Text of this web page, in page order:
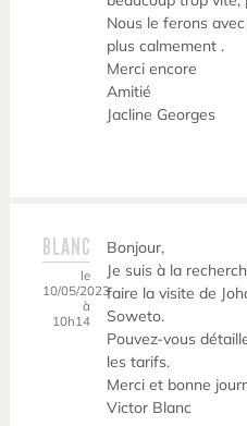
Nous le ferons
plus calmement .
Merci encore
Amitié
Jacline Georges
BLANC
le
10/05/2023
à
10h14
Bonjour,
Je suis à la
faire la visite de
Soweto.
Pouvez-vous
les tarifs.
Merci et bonne
Victor Blanc